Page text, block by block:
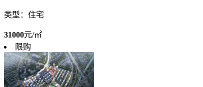
类型：住宅
31000元/㎡
限购